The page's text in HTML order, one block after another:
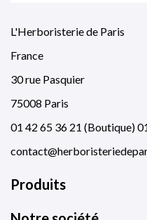
L'Herboristerie de Paris
France
30 rue Pasquier
75008 Paris
01 42 65 36 21 (Boutique)
Produits